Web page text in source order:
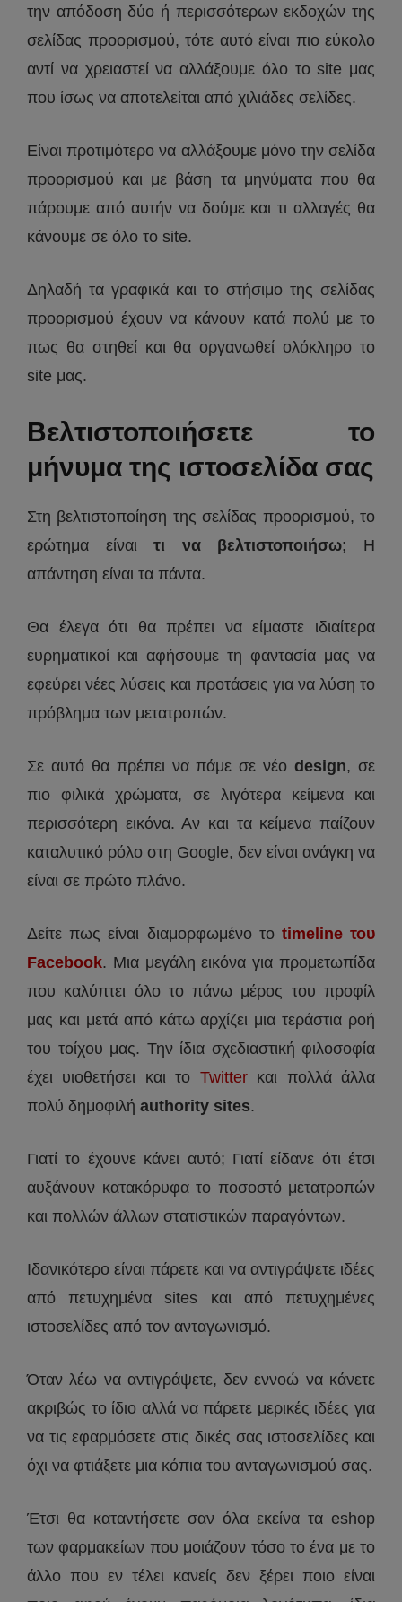
την απόδοση δύο ή περισσότερων εκδοχών της
σελίδας προορισμού, τότε αυτό είναι πιο εύκολο
αντί να χρειαστεί να αλλάξουμε όλο το site μας
που ίσως να αποτελείται από χιλιάδες σελίδες.
Είναι προτιμότερο να αλλάξουμε μόνο την σελίδα
προορισμού και με βάση τα μηνύματα που θα
πάρουμε από αυτήν να δούμε και τι αλλαγές θα
κάνουμε σε όλο το site.
Δηλαδή τα γραφικά και το στήσιμο της σελίδας
προορισμού έχουν να κάνουν κατά πολύ με το
πως θα στηθεί και θα οργανωθεί ολόκληρο το
site μας.
Βελτιστοποιήσετε το
μήνυμα της ιστοσελίδα σας
Στη βελτιστοποίηση της σελίδας προορισμού, το
ερώτημα είναιτι να βελτιστοποιήσω; Η
απάντηση είναι τα πάντα.
Θα έλεγα ότι θα πρέπει να είμαστε ιδιαίτερα
ευρηματικοί και αφήσουμε τη φαντασία μας να
εφεύρει νέες λύσεις και προτάσεις για να λύση το
πρόβλημα των μετατροπών.
Σε αυτό θα πρέπει να πάμε σε νέο design, σε
πιο φιλικά χρώματα, σε λιγότερα κείμενα και
περισσότερη εικόνα. Αν και τα κείμενα παίζουν
καταλυτικό ρόλο στη Google, δεν είναι ανάγκη να
είναι σε πρώτο πλάνο.
Δείτε πως είναι διαμορφωμένο το timeline του
Facebook. Μια μεγάλη εικόνα για προμετωπίδα
που καλύπτει όλο το πάνω μέρος του προφίλ
μας και μετά από κάτω αρχίζει μια τεράστια ροή
του τοίχου μας. Την ίδια σχεδιαστική φιλοσοφία
έχει υιοθετήσει και το Twitter και πολλά άλλα
πολύ δημοφιλή authority sites.
Γιατί το έχουνε κάνει αυτό; Γιατί είδανε ότι έτσι
αυξάνουν κατακόρυφα το ποσοστό μετατροπών
και πολλών άλλων στατιστικών παραγόντων.
Ιδανικότερο είναι πάρετε και να αντιγράψετε ιδέες
από πετυχημένα sites και από πετυχημένες
ιστοσελίδες από τον ανταγωνισμό.
Όταν λέω να αντιγράψετε, δεν εννοώ να κάνετε
ακριβώς το ίδιο αλλά να πάρετε μερικές ιδέες για
να τις εφαρμόσετε στις δικές σας ιστοσελίδες και
όχι να φτιάξετε μια κόπια του ανταγωνισμού σας.
Έτσι θα καταντήσετε σαν όλα εκείνα τα eshop
των φαρμακείων που μοιάζουν τόσο το ένα με το
άλλο που εν τέλει κανείς δεν ξέρει ποιο είναι